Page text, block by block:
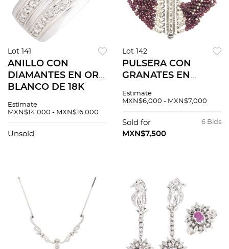
Lot 141
ANILLO CON
DIAMANTES EN ORO
BLANCO DE 18K
Estimate
MXN$14,000 - MXN$16,000
Unsold
Lot 142
PULSERA CON
GRANATES EN
Estimate
MXN$6,000 - MXN$7,000
6 Bids
Sold for
MXN$7,500